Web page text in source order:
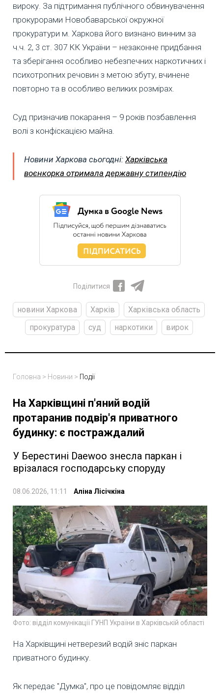
вироку. За підтримання публічного обвинувачення
прокурорами Новобаварської окружної
прокуратури м. Харкова його визнано винним за
ч.ч. 2, 3 ст. 307 КК України – незаконне придбання
та зберігання особливо небезпечних наркотичних і
психотропних речовин з метою збуту, вчинене
повторно та в особливо великих розмірах.
Суд призначив покарання – 9 років позбавлення
волі з конфіскацією майна.
Новини Харкова сьогодні: Харківська
воєнкорка отримала державну стипендію
Поділитися
новини Харкова Харків
Харківська область
прокуратура
суд наркотики вирок
Головна > Новини > Події
На Харківщині п'яний водій
протаранив подвір'я приватного
будинку: є постраждалий
У Берестині Daewoo знесла паркан і
врізалася господарську споруду
08.06.2026, 11:11 Аліна Лісічкіна
Фото: відділ комунікації ГУНП України в Харківській області
На Харківщині нетверезий водій зніс паркан
приватного будинку.
Як передає "Думка", про це повідомляє відділ